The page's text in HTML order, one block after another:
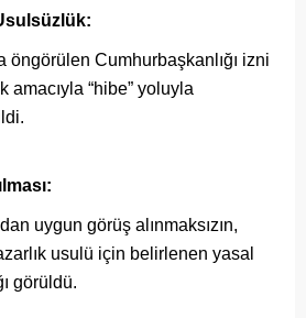
öngörülen Cumhurbaşkanlığı izni
amacıyla “hibe” yoluyla
uygun görüş alınmaksızın,
usulü için belirlenen yasal
görüldü.